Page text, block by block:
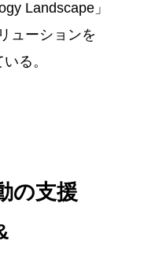
Landscape」
ューションを
る。
の支援